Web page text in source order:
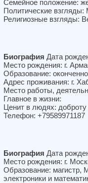
Семейное положение:
Политические взгляды:
Религиозные взгляды:
Биография Дата
Место рождения: г.
Образование:
Адрес проживания: г.
Место работы,
Главное в жизни:
Ценит в людях: доброту
Телефон: +79589971187
Биография Дата
Место рождения: г.
Образование: магистр,
электроники и